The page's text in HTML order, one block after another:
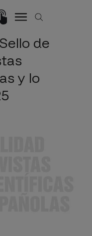
de
y lo